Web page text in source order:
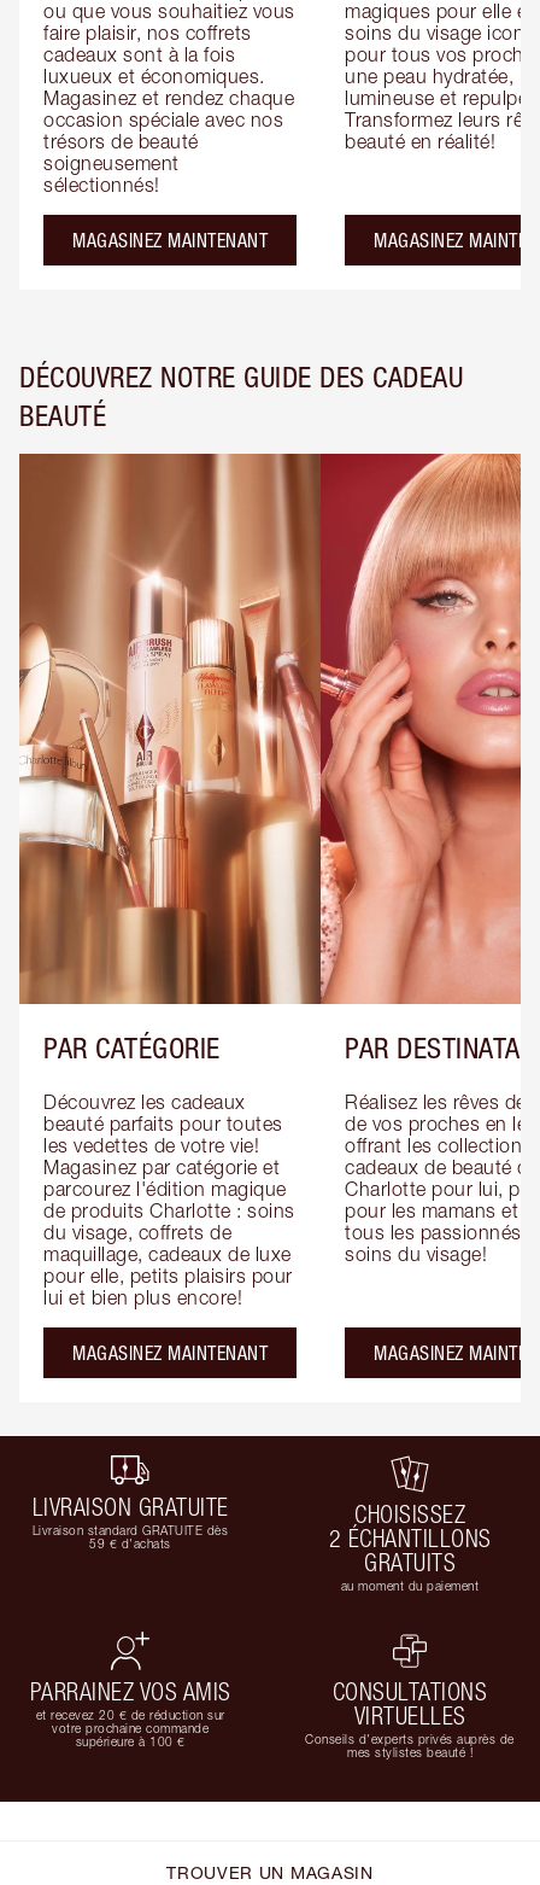
ou que vous souhaitiez vous
faire plaisir, nos coffrets
cadeaux sont à la fois
luxueux et économiques.
Magasinez et rendez chaque
occasion spéciale avec nos
trésors de beauté
soigneusement
sélectionnés!
MAGASINEZ MAINTENANT
magiques pour elle et
soins du visage
pour tous vos
une peau hydratée,
lumineuse et
Transformez leurs
beauté en réalité!
MAGASINEZ
DÉCOUVREZ NOTRE GUIDE DES CADEAU
BEAUTÉ
PAR CATÉGORIE
Découvrez les cadeaux
beauté parfaits pour toutes
les vedettes de votre vie!
Magasinez par catégorie et
parcourez l'édition magique
de produits Charlotte : soins
du visage, coffrets de
maquillage, cadeaux de luxe
pour elle, petits plaisirs pour
lui et bien plus encore!
MAGASINEZ MAINTENANT
PAR
Réalisez les rêves de
de vos proches en
offrant les collections
cadeaux de beauté de
Charlotte pour lui,
pour les mamans et
tous les passionnés
soins du visage!
MAGASINEZ
LIVRAISON GRATUITE
Livraison standard GRATUITE dès
59 € d'achats
CHOISISSEZ
2 ÉCHANTILLONS
GRATUITS
au moment du paiement
PARRAINEZ VOS AMIS
et recevez 20 € de réduction sur
votre prochaine commande
supérieure à 100 €
CONSULTATIONS
VIRTUELLES
Conseils d'experts privés auprès de
mes stylistes beauté !
TROUVER UN MAGASIN